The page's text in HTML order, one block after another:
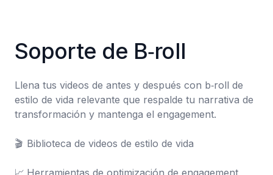
Soporte de B‑roll
Llena tus videos de antes y después con b‑roll de
estilo de vida relevante que respalde tu narrativa de
transformación y mantenga el engagement.
🎬	Biblioteca de videos de estilo de vida
📈	Herramientas de optimización de engagement